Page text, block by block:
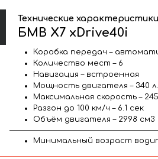
Технические характеристики
БМВ X7 xDrive40i
Коробка передач –
Количество мест – 6
Навигация – встроенная
Мощность двигателя – 340
Максимальная скорость –
Разгон до 100 км/ч – 6.1 сек
Объём двигателя – 2998 см3
Минимальный возраст